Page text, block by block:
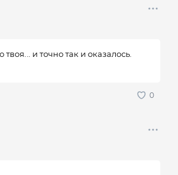
и точно так и оказалось.